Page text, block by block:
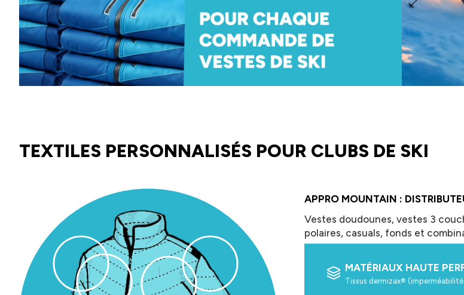
TEXTILES PERSONNALISÉS POUR CLUBS DE SKI
APPRO MOUNTAIN :
Vestes doudounes, vestes 3
polaires, casuals, fonds et
MATÉRIAUX HAUTE
Tissus dermizax®